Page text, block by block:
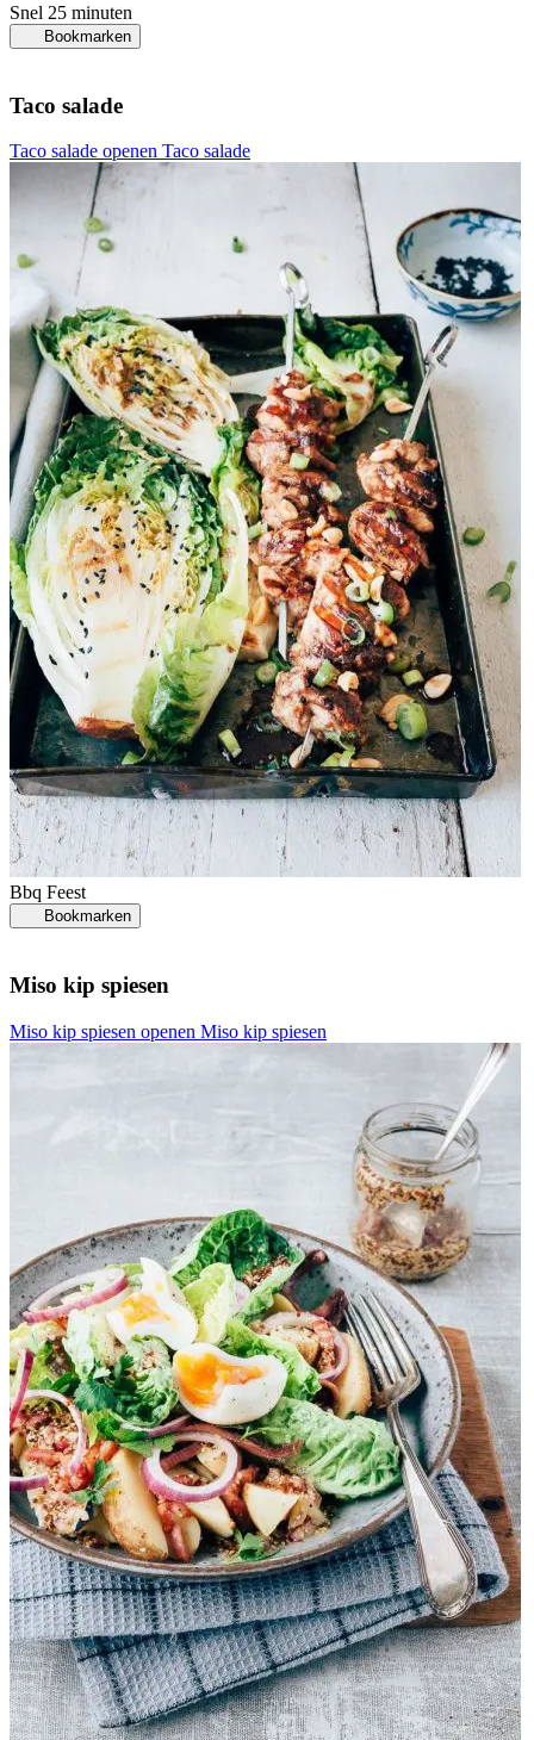
Snel 25 minuten
Bookmarken
Taco salade
Taco salade openen Taco salade
Bbq Feest
Bookmarken
Miso kip spiesen
Miso kip spiesen openen Miso kip spiesen